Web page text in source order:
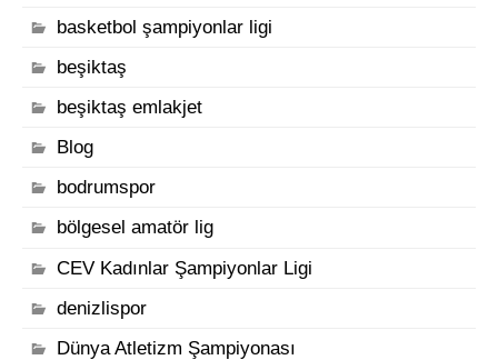
basketbol şampiyonlar ligi
beşiktaş
beşiktaş emlakjet
Blog
bodrumspor
bölgesel amatör lig
CEV Kadınlar Şampiyonlar Ligi
denizlispor
Dünya Atletizm Şampiyonası